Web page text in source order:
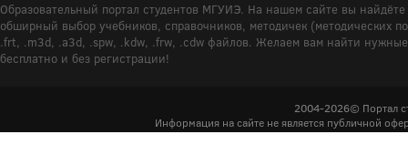
Образовательный портал студентов МГУИЭ. На нашем сайте вы
обширный выбор учебников, справочников, методичек (методических
.frt, .m3d, .a3d, .spw, .kdw, .frw, .cdw файлов. Желаем вам найти
бесплатно и без регистрации!
2004-2026© Портал
Информация на сайте не является публичной